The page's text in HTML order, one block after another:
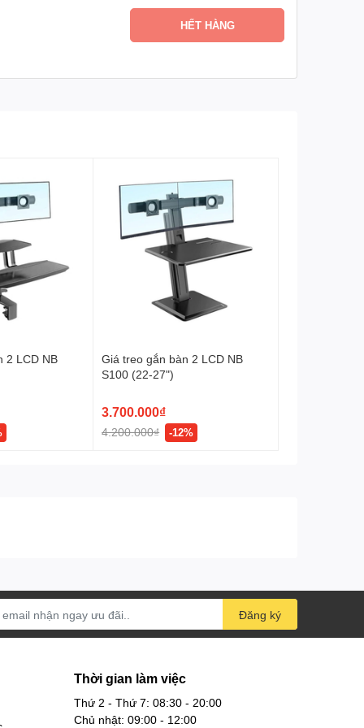
gian làm việc và giải trí của mình. Sản phẩm này
cho góc làm việc của bạn.
HẾT HÀNG
2 LCD NB
Giá treo gắn bàn 2 LCD NB
S100 (22-27")
3.700.000₫
4.200.000₫ -12%
Đăng ký
Thời gian làm việc
Thứ 2 - Thứ 7: 08:30 - 20:00
Chủ nhật: 09:00 - 12:00